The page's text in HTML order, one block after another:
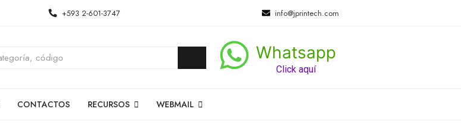
+593 2-601-3747 info@jprintech.com
Whatsapp
Click aquí
CONTACTOS RECURSOS WEBMAIL